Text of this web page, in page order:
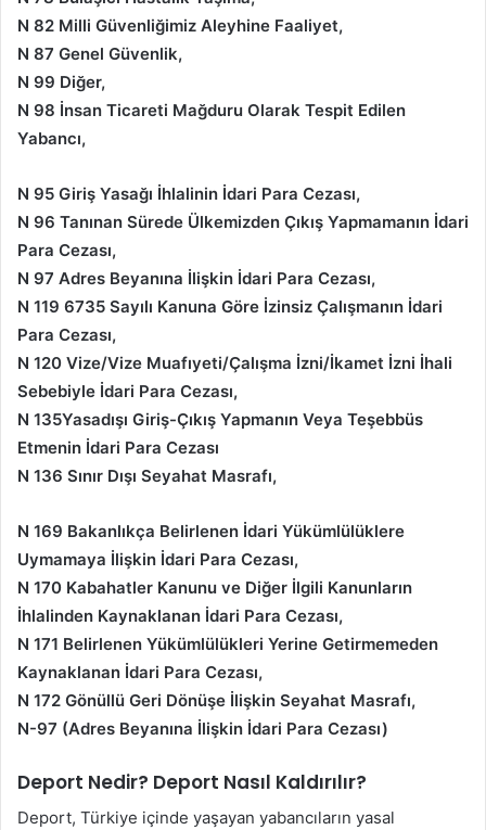
N 82 Milli Güvenliğimiz Aleyhine Faaliyet,
N 87 Genel Güvenlik,
N 99 Diğer,
N 98 İnsan Ticareti Mağduru Olarak Tespit Edilen
Yabancı,
N 95 Giriş Yasağı İhlalinin İdari Para Cezası,
N 96 Tanınan Sürede Ülkemizden Çıkış Yapmamanın İdari
Para Cezası,
N 97 Adres Beyanına İlişkin İdari Para Cezası,
N 119 6735 Sayılı Kanuna Göre İzinsiz Çalışmanın İdari
Para Cezası,
N 120 Vize/Vize Muafıyeti/Çalışma İzni/İkamet İzni İhali
Sebebiyle İdari Para Cezası,
N 135Yasadışı Giriş-Çıkış Yapmanın Veya Teşebbüs
Etmenin İdari Para Cezası
N 136 Sınır Dışı Seyahat Masrafı,
N 169 Bakanlıkça Belirlenen İdari Yükümlülüklere
Uymamaya İlişkin İdari Para Cezası,
N 170 Kabahatler Kanunu ve Diğer İlgili Kanunların
İhlalinden Kaynaklanan İdari Para Cezası,
N 171 Belirlenen Yükümlülükleri Yerine Getirmemeden
Kaynaklanan İdari Para Cezası,
N 172 Gönüllü Geri Dönüşe İlişkin Seyahat Masrafı,
N-97 (Adres Beyanına İlişkin İdari Para Cezası)
Deport Nedir? Deport Nasıl Kaldırılır?
Deport, Türkiye içinde yaşayan yabancıların yasal